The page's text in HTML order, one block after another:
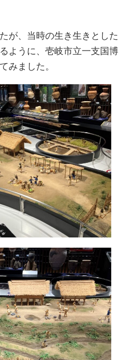
が、当時の生き生きとした
ように、壱岐市立一支国博
みました。